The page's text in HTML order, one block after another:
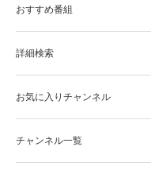
おすすめ番組
詳細検索
お気に入りチャンネル
チャンネル一覧